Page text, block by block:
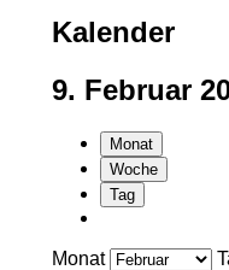
Kalender
9. Februar
Monat
Woche
Tag
Monat